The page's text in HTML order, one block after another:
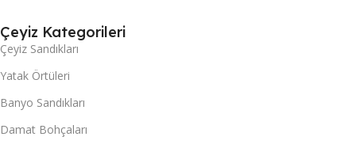
Çeyiz Kategorileri
Çeyiz Sandıkları
Yatak Örtüleri
Banyo Sandıkları
Damat Bohçaları